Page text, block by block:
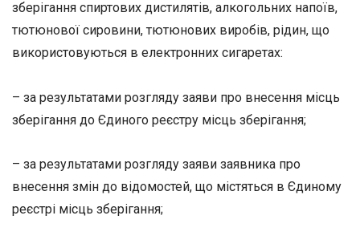
зберігання спиртових дистилятів, алкогольних напоїв,
тютюнової сировини, тютюнових виробів, рідин, що
використовуються в електронних сигаретах:
– за результатами розгляду заяви про внесення місць
зберігання до Єдиного реєстру місць зберігання;
– за результатами розгляду заяви заявника про
внесення змін до відомостей, що містяться в Єдиному
реєстрі місць зберігання;